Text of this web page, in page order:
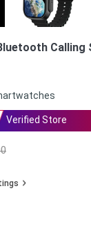
Calling
Verified Store